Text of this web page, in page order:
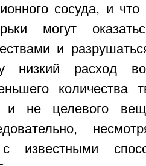
сосуда, и
могут
и
низкий расход
количества
и не целевого
с известными